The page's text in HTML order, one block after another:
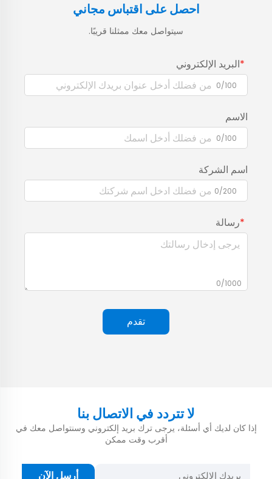
احصل على اقتباس مجاني
سيتواصل معك ممثلنا قريبًا.
البريد الإلكتروني
0/100
الاسم
0/100
اسم الشركة
0/200
رسالة
0/1000
تقدم
لا تتردد في الاتصال بنا
إذا كان لديك أي أسئلة، يرجى ترك بريد إلكتروني وسنتواصل معك في
أقرب وقت ممكن
أرسل الآن